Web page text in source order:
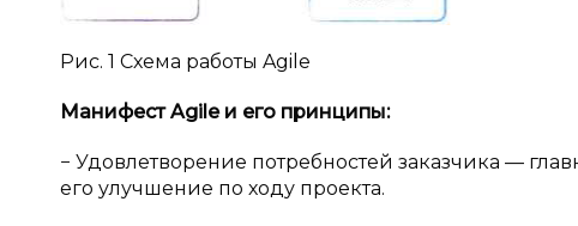
Рис. 1 Схема работы Agile
Манифест Agile и его принципы:
− Удовлетворение потребностей заказчика —
его улучшение по ходу проекта.